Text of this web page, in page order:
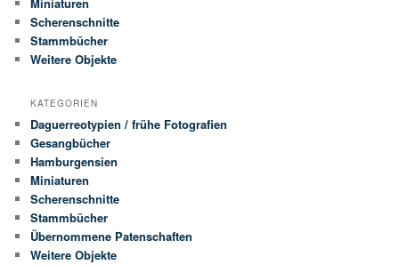
Scherenschnitte
Stammbücher
Weitere Objekte
KATEGORIEN
Daguerreotypien / frühe Fotografien
Gesangbücher
Hamburgensien
Miniaturen
Scherenschnitte
Stammbücher
Übernommene Patenschaften
Weitere Objekte